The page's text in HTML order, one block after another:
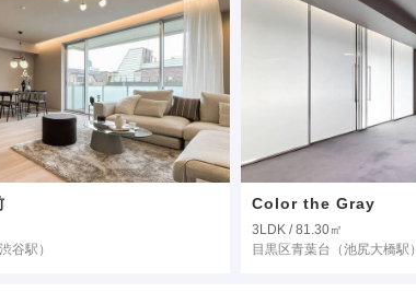
渋谷駅）
Color the Gray
3LDK / 81.30㎡
目黒区青葉台 （池尻大橋駅）